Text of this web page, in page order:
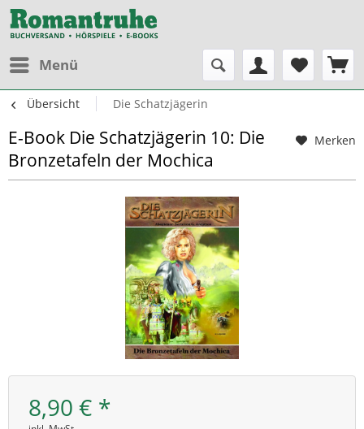
Menü
Übersicht Die Schatzjägerin
Merken
E-Book Die Schatzjägerin 10: Die
Bronzetafeln der Mochica
8,90 € *